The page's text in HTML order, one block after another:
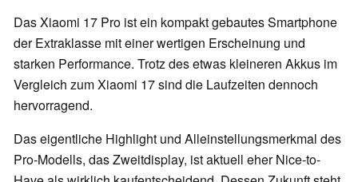
Das Xiaomi 17 Pro ist ein kompakt gebautes Smartphone
der Extraklasse mit einer wertigen Erscheinung und
starken Performance. Trotz des etwas kleineren Akkus im
Vergleich zum Xiaomi 17 sind die Laufzeiten dennoch
hervorragend.
Das eigentliche Highlight und Alleinstellungsmerkmal des
Pro-Modells, das Zweitdisplay, ist aktuell eher Nice-to-